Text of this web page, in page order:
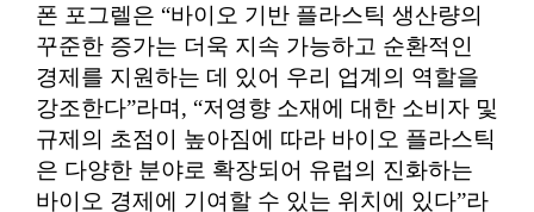
폰 포그렐은 “바이오 기반 플라스틱 생산량의
꾸준한 증가는 더욱 지속 가능하고 순환적인
경제를 지원하는 데 있어 우리 업계의 역할을
강조한다”라며, “저영향 소재에 대한 소비자 및
규제의 초점이 높아짐에 따라 바이오 플라스틱
은 다양한 분야로 확장되어 유럽의 진화하는
바이오 경제에 기여할 수 있는 위치에 있다”라